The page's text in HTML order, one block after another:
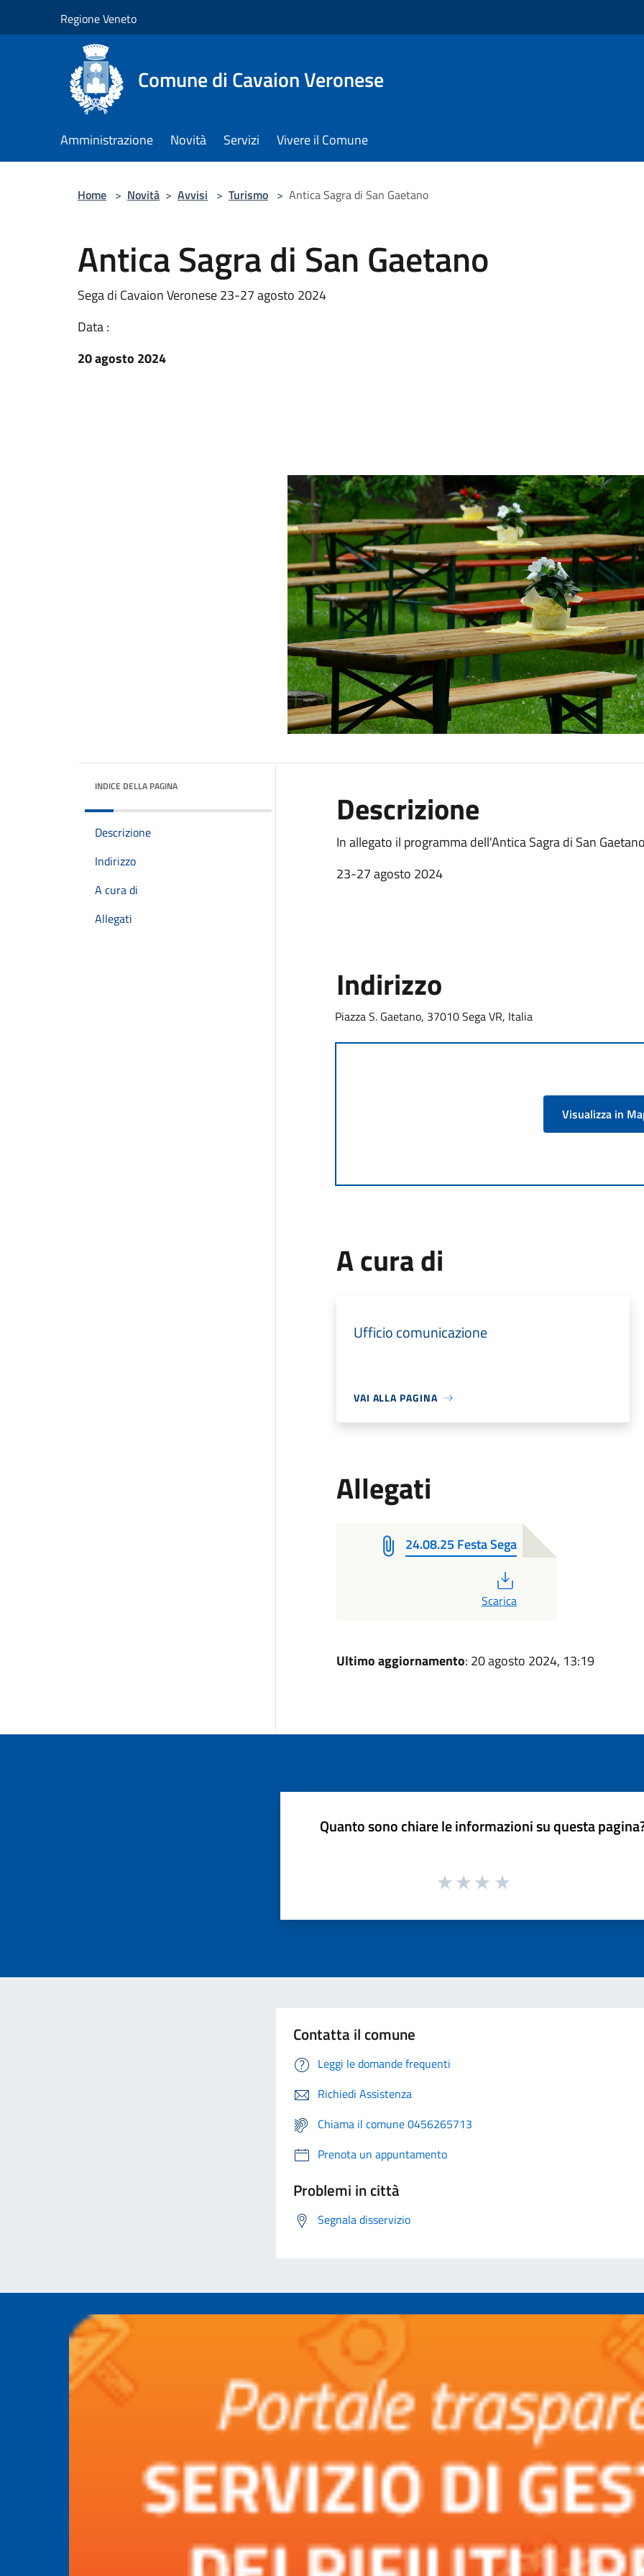
Regione Veneto
Comune di Cavaion Veronese
Amministrazione Novità Servizi Vivere il Comune
Home > Novità > Avvisi > Turismo > Antica Sagra di San Gaetano
Antica Sagra di San Gaetano
Sega di Cavaion Veronese 23-27 agosto 2024
Data :
20 agosto 2024
INDICE DELLA PAGINA
Descrizione
Indirizzo
A cura di
Allegati
Descrizione
In allegato il programma dell'Antica Sagra di San
23-27 agosto 2024
Indirizzo
Piazza S. Gaetano, 37010 Sega VR, Italia
Visualizza in
A cura di
Ufficio comunicazione
VAI ALLA PAGINA
Allegati
24.08.25 Festa Sega
Scarica
Ultimo aggiornamento: 20 agosto 2024, 13:19
Quanto sono chiare le informazioni su questa
Contatta il comune
Leggi le domande frequenti
Richiedi Assistenza
Chiama il comune 0456265713
Prenota un appuntamento
Problemi in città
Segnala disservizio